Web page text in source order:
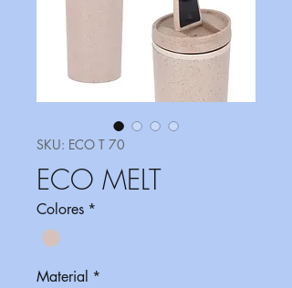
SKU: ECO T 70
ECO MELT
Colores *
Material *